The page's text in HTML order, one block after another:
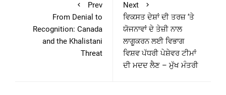
Prev
From Denial to
Recognition: Canada
and the Khalistani
Threat
Next
ਵਿਕਸਤ ਦੇਸ਼ਾਂ ਦੀ ਤਰਜ਼ ‘ਤੇ
ਯੋਜਨਾਵਾਂ ਦੇ ਤੇਜ਼ੀ ਨਾਲ
ਲਾਗੂਕਰਨ ਲਈ ਵਿਭਾਗ
ਵਿਸ਼ਵ ਪੱਧਰੀ ਪੇਸ਼ੇਵਰ ਟੀਮਾਂ
ਦੀ ਮਦਦ ਲੈਣ – ਮੁੱਖ ਮੰਤਰੀ